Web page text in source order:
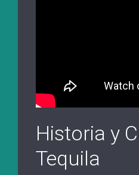
Historia y
Tequila